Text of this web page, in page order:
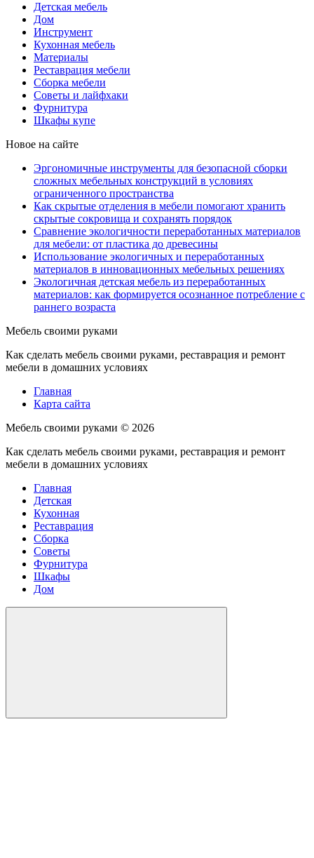
Детская мебель
Дом
Инструмент
Кухонная мебель
Материалы
Реставрация мебели
Сборка мебели
Советы и лайфхаки
Фурнитура
Шкафы купе
Новое на сайте
Эргономичные инструменты для безопасной сборки
сложных мебельных конструкций в условиях
ограниченного пространства
Как скрытые отделения в мебели помогают хранить
скрытые сокровища и сохранять порядок
Сравнение экологичности переработанных материалов
для мебели: от пластика до древесины
Использование экологичных и переработанных
материалов в инновационных мебельных решениях
Экологичная детская мебель из переработанных
материалов: как формируется осознанное потребление с
раннего возраста
Мебель своими руками
Как сделать мебель своими руками, реставрация и ремонт
мебели в домашних условиях
Главная
Карта сайта
Мебель своими руками © 2026
Как сделать мебель своими руками, реставрация и ремонт
мебели в домашних условиях
Главная
Детская
Кухонная
Реставрация
Сборка
Советы
Фурнитура
Шкафы
Дом